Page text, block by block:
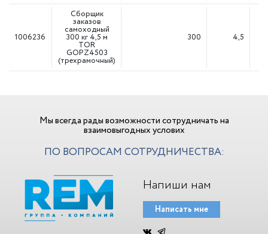
1006236
Сборщик
заказов
самоходный
300 кг 4,5 м
TOR
GOPZ4503
(трехрамочный)
300 4,5
Мы всегда рады возможности сотрудничать на
взаимовыгодных услових
ПО ВОПРОСАМ СОТРУДНИЧЕСТВА:
Напиши нам
Написать мне